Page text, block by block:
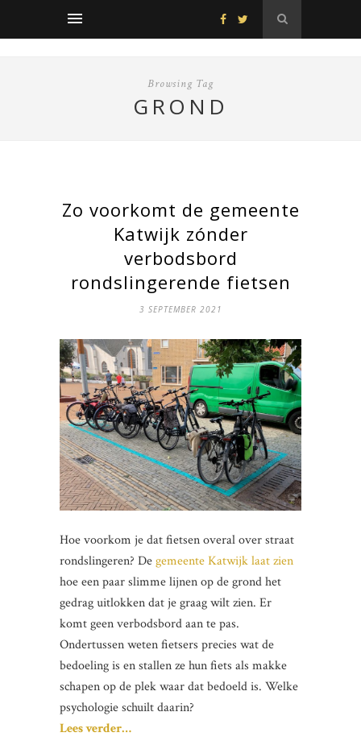
Browsing Tag
GROND
Zo voorkomt de gemeente
Katwijk zónder
verbodsbord
rondslingerende fietsen
3 SEPTEMBER 2021
Hoe voorkom je dat fietsen overal over straat
rondslingeren? Degemeente Katwijk laat zien
hoe een paar slimme lijnen op de grond het
gedrag uitlokken dat je graag wilt zien. Er
komt geen verbodsbord aan te pas.
Ondertussen weten fietsers precies wat de
bedoeling is en stallen ze hun fiets als makke
schapen op de plek waar dat bedoeld is. Welke
psychologie schuilt daarin?
Lees verder…